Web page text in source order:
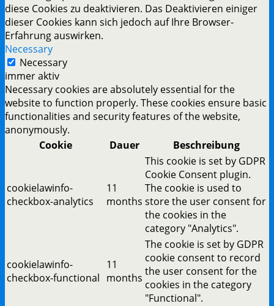
diese Cookies zu deaktivieren. Das Deaktivieren einiger
dieser Cookies kann sich jedoch auf Ihre Browser-
Erfahrung auswirken.
Necessary
Necessary
immer aktiv
Necessary cookies are absolutely essential for the
website to function properly. These cookies ensure basic
functionalities and security features of the website,
anonymously.
Cookie
Dauer Beschreibung
cookielawinfo-
checkbox-analytics
11
months
This cookie is set by GDPR
Cookie Consent plugin.
The cookie is used to
store the user consent for
the cookies in the
category "Analytics".
cookielawinfo-
checkbox-functional
11
months
The cookie is set by GDPR
cookie consent to record
the user consent for the
cookies in the category
"Functional".